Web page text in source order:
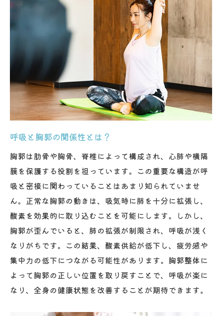
日常生活で姿勢を意識するためのヒント
胸郭整体で姿勢改善を持続させるポイント
デスクワークによる姿勢崩れを胸郭整体で解消
デスクワークが胸郭に与える影響とは
胸郭整体でデスクワーク由来の不調を緩和
する
オフィスでできる胸郭ストレッチ法
デスクワークと胸郭整体の相乗効果
胸郭整体で健康的なオフィスライフを実現
する
胸郭整体で体の柔軟性を高める方法
胸郭の柔軟性がもたらす健康効果
胸郭整体による柔軟性向上のメカニズム
柔軟性を高めるための整体テクニック
家庭でできる胸郭の柔軟性アップ法
スポーツや運動による胸郭のケア方法
柔軟性向上で活動的な毎日を送るために
胸郭整体がもたらす精神的リラクゼーション効
呼吸と胸郭の関係性とは？
胸郭は肋骨や胸骨、脊椎によって構成され、心肺や横隔
膜を保護する役割を担っています。この重要な構造が呼
吸と密接に関わっていることはあまり知られていませ
ん。正常な胸郭の動きは、吸気時に肺を十分に拡張し、
酸素を効果的に取り込むことを可能にします。しかし、
胸郭が歪んでいると、肺の拡張が制限され、呼吸が浅く
なりがちです。この結果、酸素供給が低下し、疲労感や
集中力の低下につながる可能性があります。胸郭整体に
よって胸郭の正しい位置を取り戻すことで、呼吸が楽に
なり、全身の健康状態を改善することが期待できます。